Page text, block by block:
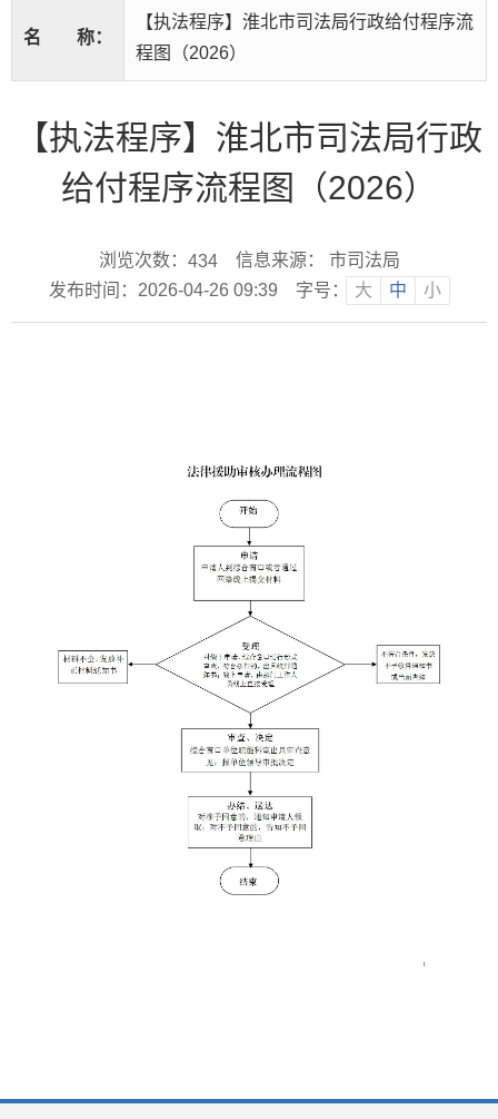
名 称：
【执法程序】淮北市司法局行政给付程序流
程图（2026）
【执法程序】淮北市司法局行政
给付程序流程图（2026）
浏览次数： 434
信息来源： 市司法局
发布时间：2026-04-26 09:39
字号： 大 中 小